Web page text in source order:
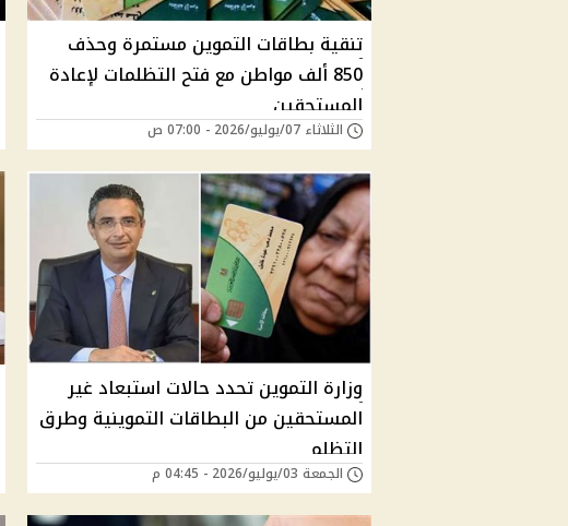
تنقية بطاقات التموين مستمرة وحذف
850 ألف مواطن مع فتح التظلمات لإعادة
المستحقين
الثلاثاء 07/يوليو/2026 - 07:00 ص
وزارة التموين تحدد حالات استبعاد غير
المستحقين من البطاقات التموينية وطرق
التظلم
الجمعة 03/يوليو/2026 - 04:45 م